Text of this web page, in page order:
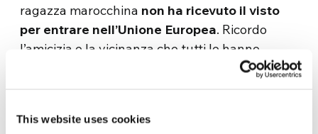
This website uses cookies
ragazza marocchina non ha ricevuto il visto
per entrare nell’Unione Europea. Ricordo
l’amicizia e la vicinanza che tutti le hanno
mostrato: sono state davvero commoventi, così
esattamente sufficienti a soddisfare le nostre